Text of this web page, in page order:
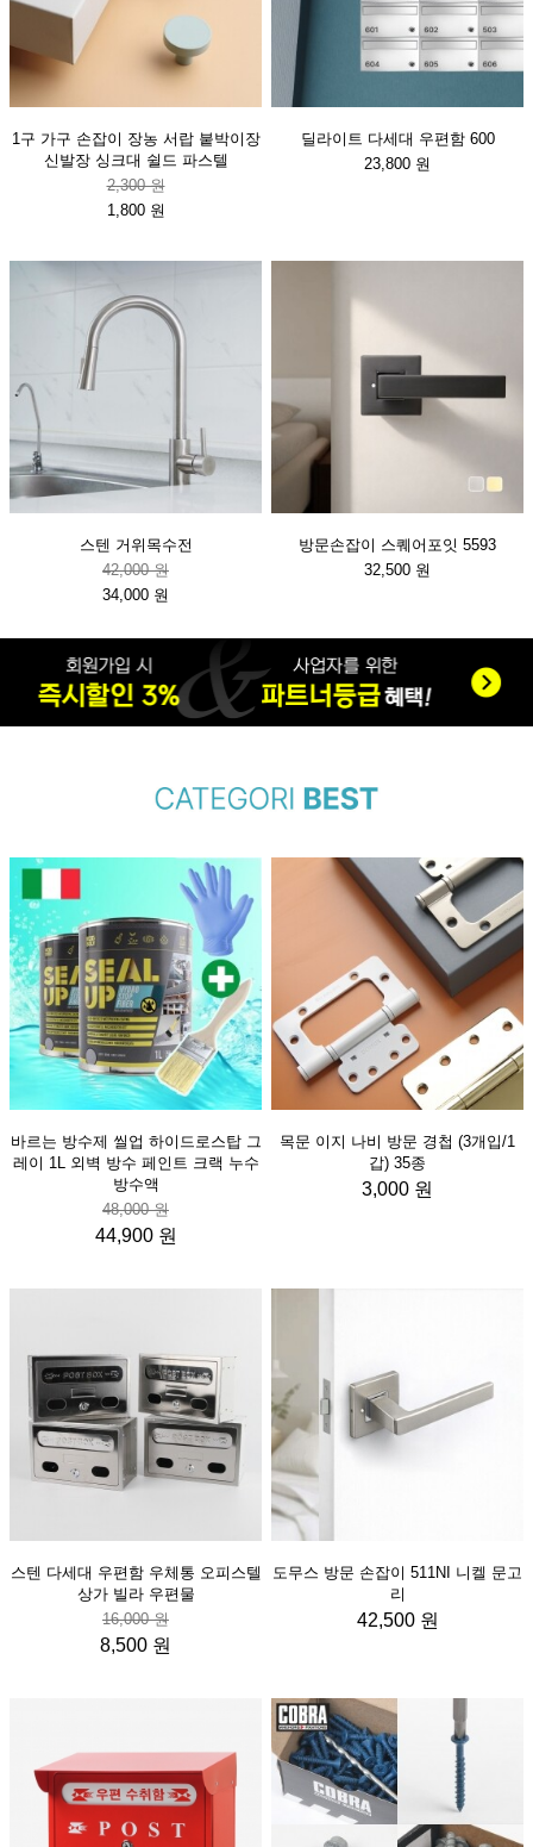
1구 가구 손잡이 장농 서랍 붙박이장
신발장 싱크대 쉴드 파스텔
2,300 원
1,800 원
딜라이트 다세대 우편함 600
23,800 원
스텐 거위목수전
42,000 원
34,000 원
방문손잡이 스퀘어포잇 5593
32,500 원
바르는 방수제 씰업 하이드로스탑 그
레이 1L 외벽 방수 페인트 크랙 누수
방수액
48,000 원
44,900 원
목문 이지 나비 방문 경첩 (3개입/1
갑) 35종
3,000 원
스텐 다세대 우편함 우체통 오피스텔
상가 빌라 우편물
16,000 원
8,500 원
도무스 방문 손잡이 511NI 니켈 문고
리
42,500 원